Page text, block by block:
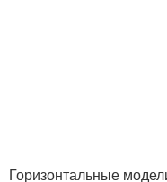
Горизонтальные